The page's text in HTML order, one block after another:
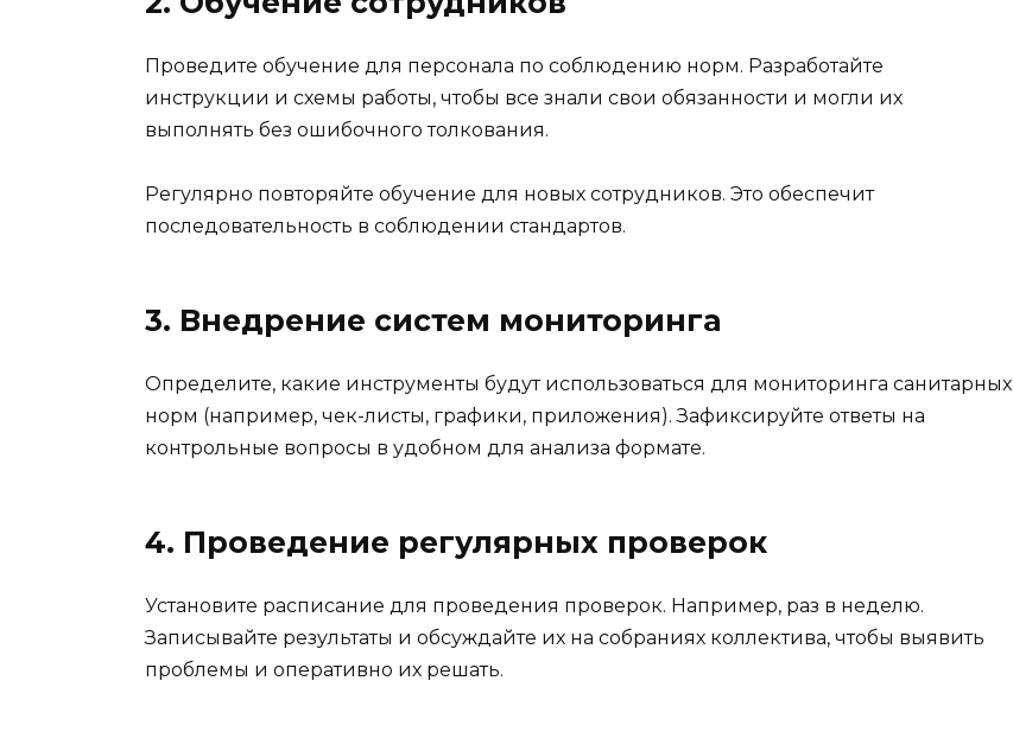
Проведите обучение для персонала по соблюдению норм. Разработайте
инструкции и схемы работы, чтобы все знали свои обязанности и могли их
выполнять без ошибочного толкования.
Регулярно повторяйте обучение для новых сотрудников. Это обеспечит
последовательность в соблюдении стандартов.
3. Внедрение систем мониторинга
Определите, какие инструменты будут использоваться для мониторинга санитарных
норм (например, чек-листы, графики, приложения). Зафиксируйте ответы на
контрольные вопросы в удобном для анализа формате.
4. Проведение регулярных проверок
Установите расписание для проведения проверок. Например, раз в неделю.
Записывайте результаты и обсуждайте их на собраниях коллектива, чтобы выявить
проблемы и оперативно их решать.